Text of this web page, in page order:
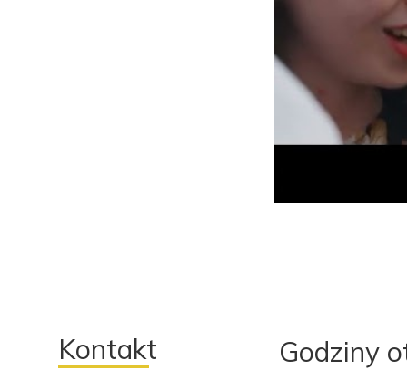
Kontakt Godziny